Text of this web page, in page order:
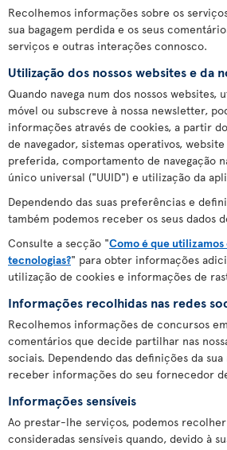
Recolhemos informações sobre os
sua bagagem perdida e os seus
serviços e outras interações connosco.
Utilização dos nossos websites e da
Quando navega num dos nossos websites,
móvel ou subscreve à nossa newsletter,
informações através de cookies, a partir
de navegador, sistemas operativos,
preferida, comportamento de navegação
único universal ("UUID") e utilização da
Dependendo das suas preferências e
também podemos receber os seus dados
Consulte a secção "Como é que
tecnologias?" para obter informações
utilização de cookies e informações de
Informações recolhidas nas redes
Recolhemos informações de concursos
comentários que decide partilhar nas
sociais. Dependendo das definições da
receber informações do seu fornecedor
Informações sensíveis
Ao prestar-lhe serviços, podemos
consideradas sensíveis quando, devido à